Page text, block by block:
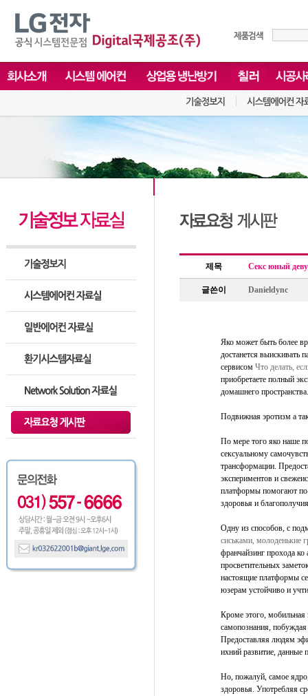
제목 Секс юный
글쓴이 Danieldync
Яко может быть более
достанется выискивать
сервисом Что делать,
приобретаете полный
домашнего пространства.
Подвижная эротизм а
По мере того яко наше
сексуальному
трансформации.
экспериментов и
платформы помогают по-
здоровья и
Одну из способов, с
сиськами, молоденькие
франчайзинг прохода ко
просветительных
настоящие платформы
юзерам устойчиво и
Кроме этого, мобильная
самопознания,
Предоставляя людям
ихний развитие, данные
Но, пожалуй, самое
здоровья. Употребляя